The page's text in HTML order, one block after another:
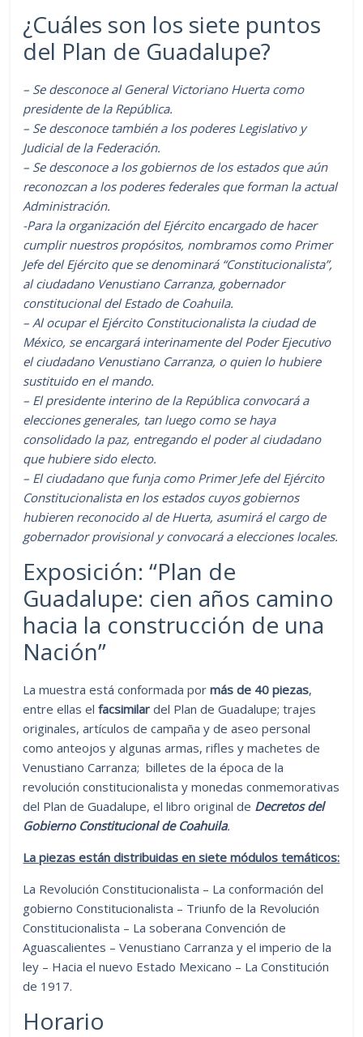
¿Cuáles son los siete puntos
del Plan de Guadalupe?
– Se desconoce al General Victoriano Huerta como
presidente de la República.
– Se desconoce también a los poderes Legislativo y
Judicial de la Federación.
– Se desconoce a los gobiernos de los estados que aún
reconozcan a los poderes federales que forman la actual
Administración.
-Para la organización del Ejército encargado de hacer
cumplir nuestros propósitos, nombramos como Primer
Jefe del Ejército que se denominará “Constitucionalista”,
al ciudadano Venustiano Carranza, gobernador
constitucional del Estado de Coahuila.
– Al ocupar el Ejército Constitucionalista la ciudad de
México, se encargará interinamente del Poder Ejecutivo
el ciudadano Venustiano Carranza, o quien lo hubiere
sustituido en el mando.
– El presidente interino de la República convocará a
elecciones generales, tan luego como se haya
consolidado la paz, entregando el poder al ciudadano
que hubiere sido electo.
– El ciudadano que funja como Primer Jefe del Ejército
Constitucionalista en los estados cuyos gobiernos
hubieren reconocido al de Huerta, asumirá el cargo de
gobernador provisional y convocará a elecciones locales.
Exposición: “Plan de
Guadalupe: cien años camino
hacia la construcción de una
Nación”
La muestra está conformada pormás de 40 piezas,
entre ellas elfacsimilar del Plan de Guadalupe; trajes
originales, artículos de campaña y de aseo personal
como anteojos y algunas armas, rifles y machetes de
Venustiano Carranza; billetes de la época de la
revolución constitucionalista y monedas conmemorativas
del Plan de Guadalupe, el libro original de Decretos del
Gobierno Constitucional de Coahuila.
La piezas están distribuidas en siete módulos temáticos:
La Revolución Constitucionalista – La conformación del
gobierno Constitucionalista – Triunfo de la Revolución
Constitucionalista – La soberana Convención de
Aguascalientes – Venustiano Carranza y el imperio de la
ley – Hacia el nuevo Estado Mexicano – La Constitución
de 1917.
Horario